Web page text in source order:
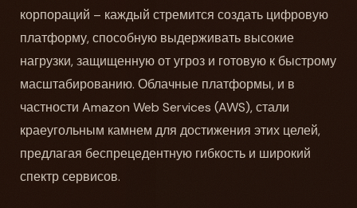
корпораций – каждый стремится создать цифровую
платформу, способную выдерживать высокие
нагрузки, защищенную от угроз и готовую к быстрому
масштабированию. Облачные платформы, и в
частности Amazon Web Services (AWS), стали
краеугольным камнем для достижения этих целей,
предлагая беспрецедентную гибкость и широкий
спектр сервисов.